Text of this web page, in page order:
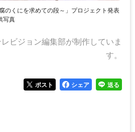
のくにを求めての段～」プロジェクト発表
写真
ビジョン編集部が制作していま
す。
ポスト シェア 送る